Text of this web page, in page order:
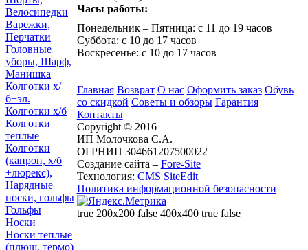
Велосипедки
Варежки,
Перчатки
Головные
уборы, Шарф,
Манишка
Колготки х/
б+эл.
Колготки х/б
Колготки
теплые
Колготки
(капрон, х/б
+люрекс),
Нарядные
носки, гольфы
Гольфы
Носки
Носки теплые
(плюш, термо)
Часы работы:
Понедельник – Пятница: с 11 до 19 часов
Суббота: с 10 до 17 часов
Воскресенье: с 10 до 17 часов
Главная Возврат О нас Оформить заказ Обувь
со скидкой Советы и обзоры Гарантия
Контакты
Copyright © 2016
ИП Молочкова С.А.
ОГРНИП 304661207500022
Создание сайта – Fore-Site
Технология: CMS SiteEdit
Политика информационной безопасности
true 200x200 false 400x400 true false